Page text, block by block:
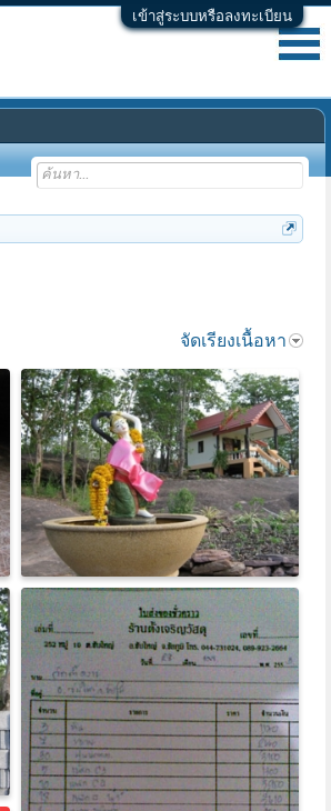
เข้าสู่ระบบหรือลงทะเบียน
จัดเรียงเนื้อหา